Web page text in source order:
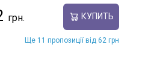
КУПИТЬ
Ще 11 пропозиції від 62 грн